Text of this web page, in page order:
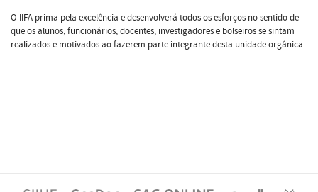
O IIFA prima pela excelência e desenvolverá todos os esforços no sentido de
que os alunos, funcionários, docentes, investigadores e bolseiros se sintam
realizados e motivados ao fazerem parte integrante desta unidade orgânica.